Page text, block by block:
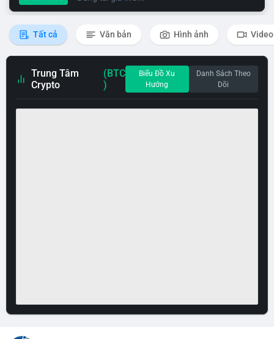
Tất cả Văn bản Hình ảnh Video
Trung Tâm
Crypto
(BTC
)
Biểu Đồ Xu
Hướng
Danh Sách Theo
Dõi